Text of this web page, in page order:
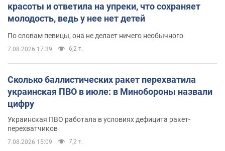
красоты и ответила на упреки, что сохраняет
молодость, ведь у нее нет детей
По словам певицы, она не делает ничего необычного
7.08.2026 17:39 6,2 т.
Сколько баллистических ракет перехватила
украинская ПВО в июле: в Минобороны назвали
цифру
Украинская ПВО работала в условиях дефицита ракет-
перехватчиков
7.08.2026 15:09 7,2 т.